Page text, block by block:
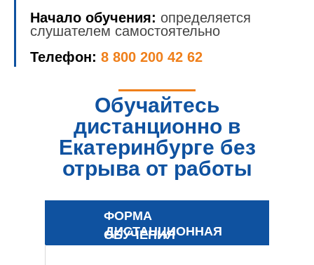
Начало обучения: определяется
слушателем самостоятельно
Телефон: 8 800 200 42 62
Обучайтесь
дистанционно в
Екатеринбурге без
отрыва от работы
ФОРМА
ОБУЧЕНИЯ
ДИСТАНЦИОННАЯ